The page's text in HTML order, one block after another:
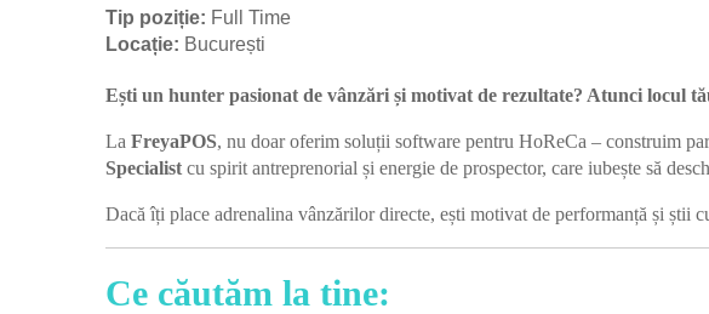
Tip poziție: Full Time
Locație: București
Ești un hunter pasionat de vânzări și motivat de rezultate? Atunci locul
La FreyaPOS, nu doar oferim soluții software pentru HoReCa – construim
Specialist cu spirit antreprenorial și energie de prospector, care iubește să
Dacă îți place adrenalina vânzărilor directe, ești motivat de performanță și știi
Ce căutăm la tine: